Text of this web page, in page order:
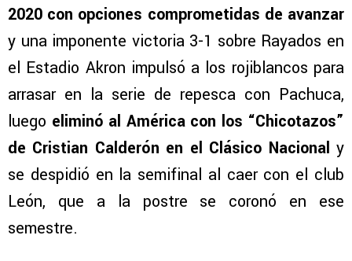
2020 con opciones comprometidas de avanzar
y una imponente victoria 3-1 sobre Rayados en
el Estadio Akron impulsó a los rojiblancos para
arrasar en la serie de repesca con Pachuca,
luego eliminó al América con los “Chicotazos”
de Cristian Calderón en el Clásico Nacional y
se despidió en la semifinal al caer con el club
León, que a la postre se coronó en ese
semestre.